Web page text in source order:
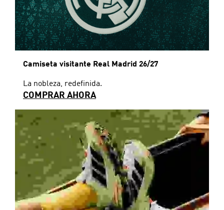
Camiseta visitante Real Madrid 26/27
La nobleza, redefinida.
COMPRAR AHORA